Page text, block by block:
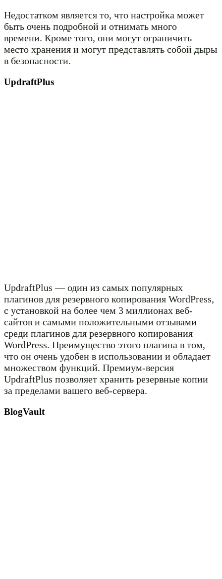
Недостатком является то, что настройка может
быть очень подробной и отнимать много
времени. Кроме того, они могут ограничить
место хранения и могут представлять собой дыры
в безопасности.
UpdraftPlus
UpdraftPlus — один из самых популярных
плагинов для резервного копирования WordPress,
с установкой на более чем 3 миллионах веб-
сайтов и самыми положительными отзывами
среди плагинов для резервного копирования
WordPress. Преимущество этого плагина в том,
что он очень удобен в использовании и обладает
множеством функций. Премиум-версия
UpdraftPlus позволяет хранить резервные копии
за пределами вашего веб-сервера.
BlogVault